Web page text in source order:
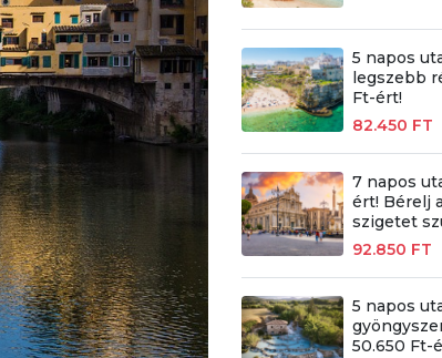
5 napos
legszebb
Ft-ért!
82.450 FT
7 napos
ért! Bérelj
szigetet
92.850 FT
5 napos
50.650 Ft-